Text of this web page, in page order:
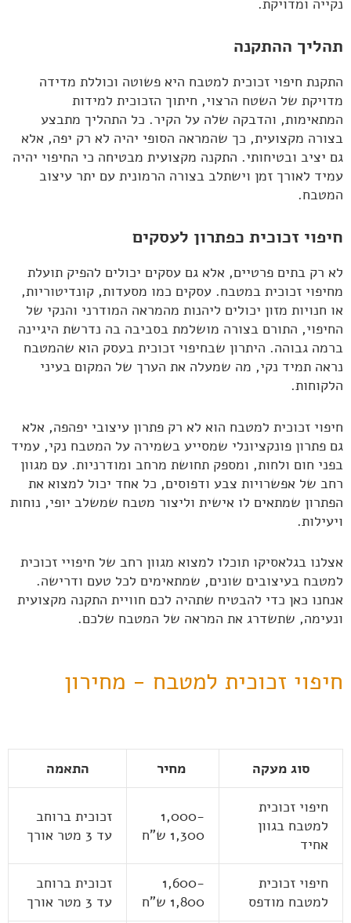
נקייה ומדויקת.
תהליך ההתקנה
התקנת חיפוי זכוכית למטבח היא פשוטה וכוללת מדידה
מדויקת של השטח הרצוי, חיתוך הזכוכית למידות
המתאימות, והדבקה שלה על הקיר. כל התהליך מתבצע
בצורה מקצועית, כך שהמראה הסופי יהיה לא רק יפה, אלא
גם יציב ובטיחותי. התקנה מקצועית מבטיחה כי החיפוי יהיה
עמיד לאורך זמן וישתלב בצורה הרמונית עם יתר עיצוב
המטבח.
חיפוי זכוכית כפתרון לעסקים
לא רק בתים פרטיים, אלא גם עסקים יכולים להפיק תועלת
מחיפוי זכוכית במטבח. עסקים כמו מסעדות, קונדיטוריות,
או חנויות מזון יכולים ליהנות מהמראה המודרני והנקי של
החיפוי, התורם בצורה מושלמת בסביבה בה נדרשת היגיינה
ברמה גבוהה. היתרון שבחיפוי זכוכית בעסק הוא שהמטבח
נראה תמיד נקי, מה שמעלה את הערך של המקום בעיני
הלקוחות.
חיפוי זכוכית למטבח הוא לא רק פתרון עיצובי יפהפה, אלא
גם פתרון פונקציונלי שמסייע בשמירה על המטבח נקי, עמיד
בפני חום ולחות, ומספק תחושת מרחב ומודרניות. עם מגוון
רחב של אפשרויות צבע ודפוסים, כל אחד יכול למצוא את
הפתרון שמתאים לו אישית וליצור מטבח שמשלב יופי, נוחות
ויעילות.
אצלנו בגלאסיקו תוכלו למצוא מגוון רחב של חיפויי זכוכית
למטבח בעיצובים שונים, שמתאימים לכל טעם ודרישה.
אנחנו כאן כדי להבטיח שתהיה לכם חוויית התקנה מקצועית
ונעימה, שתשדרג את המראה של המטבח שלכם.
חיפוי זכוכית למטבח - מחירון
סוג מעקה מחיר התאמה
חיפוי זכוכית
למטבח בגוון
אחיד
1,000-
1,300 ש"ח
זכוכית ברוחב
עד 3 מטר אורך
חיפוי זכוכית
למטבח מודפס
1,600-
1,800 ש"ח
זכוכית ברוחב
עד 3 מטר אורך